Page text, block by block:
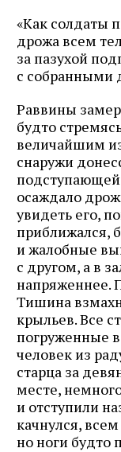
«Как солдаты
дрожа всем
за пазухой
с собранными
Раввины
будто
величайшим
снаружи
подступающей
осаждало
увидеть его,
приближался,
и жалобные
с другом, а в
напряженнее.
Тишина
крыльев. Все
погруженные
человек из
старца за
месте,
и отступили
качнулся,
но ноги будто